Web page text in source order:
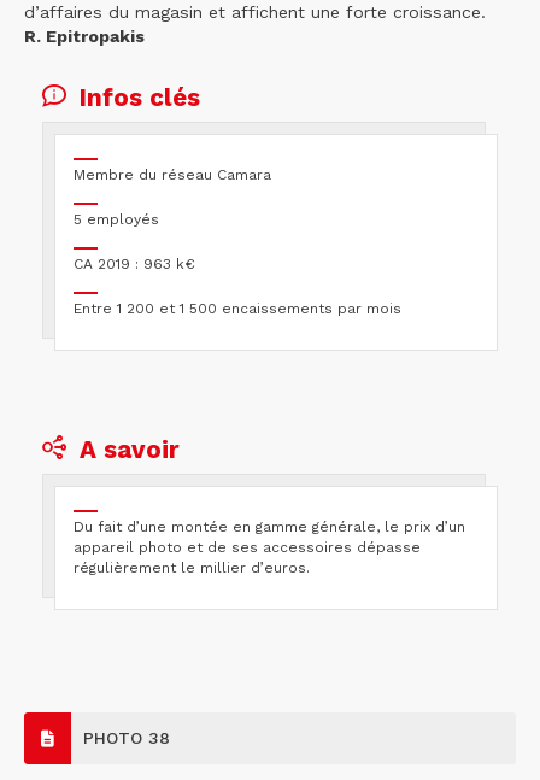
d’affaires du magasin et affichent une forte croissance.
R. Epitropakis
Infos clés
Membre du réseau Camara
5 employés
CA 2019 : 963 k€
Entre 1 200 et 1 500 encaissements par mois
A savoir
Du fait d’une montée en gamme générale, le prix d’un
appareil photo et de ses accessoires dépasse
régulièrement le millier d’euros.
PHOTO 38